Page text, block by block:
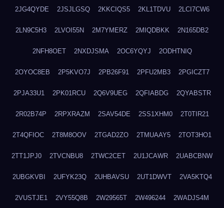
2JG4QYDE 2JSJLGSQ 2KKCIQS5 2KL1TDVU 2LCI7CW6
2LN9C5H3 2LVOI55N 2M7YMERZ 2MIQDBKK 2N165DB2
2NFH8OET 2NXDJSMA 2OC6YQYJ 2ODHTNIQ
2OYOC8EB 2P5KVO7J 2PB26F91 2PFU2MB3 2PGICZT7
2PJA33U1 2PK01RCU 2Q6V9UEG 2QFIABDG 2QYABSTR
2R02B74P 2RPXRAZM 2SAV54DE 2SS1XHM0 2T0TIR21
2T4QFIOC 2T8M8OOV 2TGAD2ZO 2TMUAAY5 2TOT3HO1
2TT1JPJ0 2TVCNBU8 2TWC2CET 2U1JCAWR 2UABCBNW
2UBGKVBI 2UFYK23Q 2UHBAVSU 2UT1DWVT 2VA5KTQ4
2VUSTJE1 2VY55Q8B 2W29565T 2W496244 2WADJS4M